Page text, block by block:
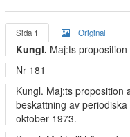
Sida 1 Original
Kungl. Maj:ts
Nr 181
Kungl. Maj:ts proposition
beskattning av
oktober 1973.